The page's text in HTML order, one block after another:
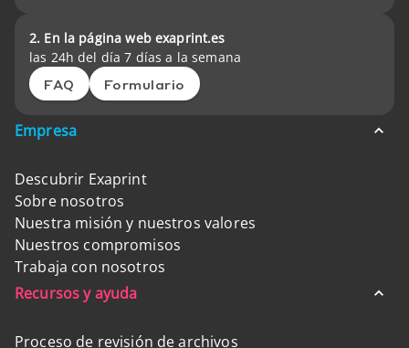
2. En la página web exaprint.es
las 24h del día 7 días a la semana
FAQ Formulario
Empresa
Descubrir Exaprint
Sobre nosotros
Nuestra misión y nuestros valores
Nuestros compromisos
Trabaja con nosotros
Recursos y ayuda
Proceso de revisión de archivos